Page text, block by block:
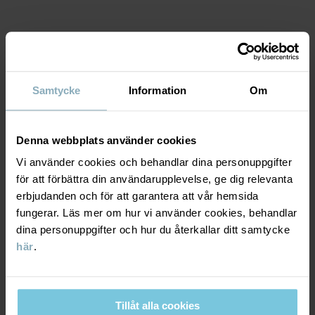
Samtycke Information Om
Denna webbplats använder cookies
Vi använder cookies och behandlar dina personuppgifter
för att förbättra din användarupplevelse, ge dig relevanta
erbjudanden och för att garantera att vår hemsida
fungerar. Läs mer om hur vi använder cookies, behandlar
dina personuppgifter och hur du återkallar ditt samtycke
här.
Tillåt alla cookies
Fabrik:
Läs mer
MATERIAL & SKÖTSELRÅD
Material
95% Cotton Organic
5% Elastane
Skötselråd
TVÄTT
Ej blekning
HÅLLBARHET
LEVERANS & RETUR
Leverans & retur
Leverans
Vi erbjuder fri frakt över 699 kr och leveranstiden är 1–4 dagar. I
kassan visas de tillgängliga leveransalternativ baserat på vilket
postnummer som ordern ska levereras till.
DU KANSKE OCKSÅ GILLAR